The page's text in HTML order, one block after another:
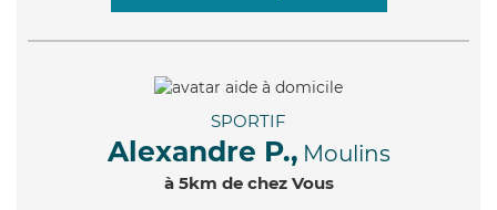
SPORTIF
Alexandre P., Moulins
à 5km de chez Vous